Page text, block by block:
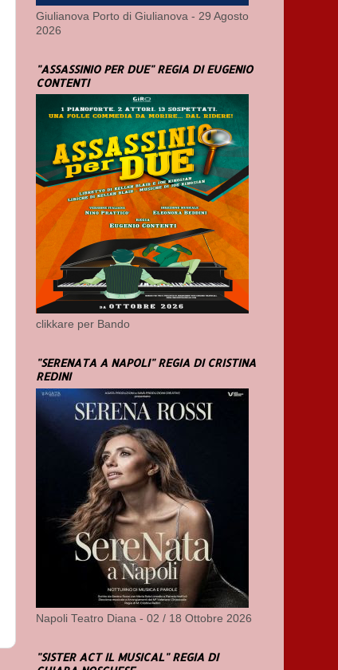
Giulianova Porto di Giulianova - 29 Agosto
2026
"ASSASSINIO PER DUE" REGIA DI EUGENIO
CONTENTI
clikkare per Bando
"SERENATA A NAPOLI" REGIA DI CRISTINA
REDINI
Napoli Teatro Diana - 02 / 18 Ottobre 2026
"SISTER ACT IL MUSICAL" REGIA DI